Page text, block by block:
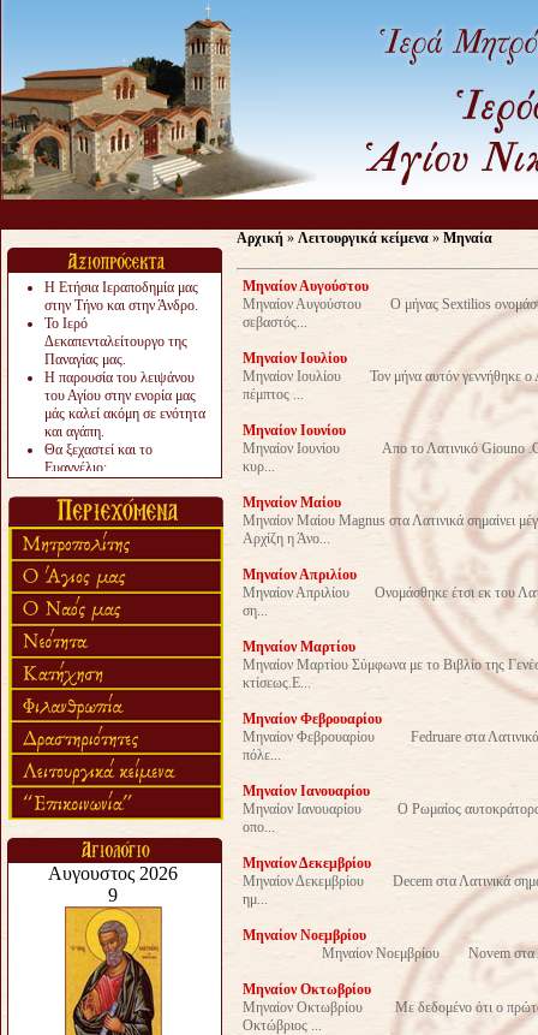
Η Ετήσια Ιεραποδημία μας
στην Τήνο και στην Άνδρο.
Το Ιερό
Δεκαπενταλείτουργο της
Παναγίας μας.
Η παρουσία του λειψάνου
του Αγίου στην ενορία μας
μάς καλεί ακόμη σε ενότητα
και αγάπη.
Θα ξεχαστεί και το
Ευαγγέλιο;
«πολύ αργά».
Ζητείται....
Αρχική » Λειτουργικά κείμενα » Μηναία
Μηναίον Αυγούστου
Μηναίον Αυγούστου Ο μήνας Sextilios
σεβαστός...
Μηναίον Ιουλίου
Μηναίον Ιουλίου Τον μήνα αυτόν γεννήθηκε ο
πέμπτος ...
Μηναίον Ιουνίου
Μηναίον Ιουνίου Απο το Λατινικό Giouno .Oι
κυρ...
Μηναίον Μαίου
Μηναίον Μαίου Magnus στα Λατινικά σημαίνει
Αρχίζη η Άνο...
Μηναίον Απριλίου
Μηναίον Απριλίου Ονομάσθηκε έτσι εκ του
ση...
Μηναίον Μαρτίου
Μηναίον Μαρτίου Σύμφωνα με το Βιβλίο της
κτίσεως.Ε...
Μηναίον Φεβρουαρίου
Μηναίον Φεβρουαρίου Fedruare στα Λατινικά
πόλε...
Μηναίον Ιανουαρίου
Μηναίον Ιανουαρίου Ο Ρωμαίος αυτοκράτορας
οπο...
Μηναίον Δεκεμβρίου
Μηναίον Δεκεμβρίου Decem στα Λατινικά
ημ...
Μηναίον Νοεμβρίου
Μηναίον Νοεμβρίου Novem στα Λατινικά
Mηναίον Οκτωβρίου
Μηναίον Οκτωβρίου Με δεδομένο ότι ο
Οκτώβριος ...